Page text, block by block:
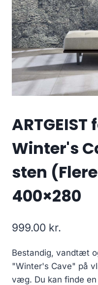
Winter's
sten
400×280
999.00 kr.
Bestandig, vandtæt
"Winter's Cave" på
væg. Du kan finde